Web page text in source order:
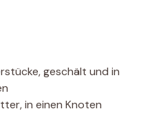
geschält und in
in einen Knoten